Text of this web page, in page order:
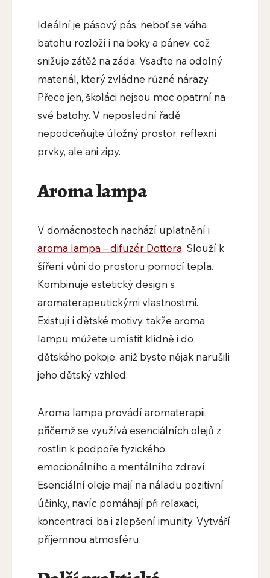
Ideální je pásový pás, neboť se váha
batohu rozloží i na boky a pánev, což
snižuje zátěž na záda. Vsaďte na odolný
materiál, který zvládne různé nárazy.
Přece jen, školáci nejsou moc opatrní na
své batohy. V neposlední řadě
nepodceňujte úložný prostor, reflexní
prvky, ale ani zipy.
Aroma lampa
V domácnostech nachází uplatnění i
aroma lampa – difuzér Dottera. Slouží k
šíření vůni do prostoru pomocí tepla.
Kombinuje estetický design s
aromaterapeutickými vlastnostmi.
Existují i dětské motivy, takže aroma
lampu můžete umístit klidně i do
dětského pokoje, aniž byste nějak narušili
jeho dětský vzhled.
Aroma lampa provádí aromaterapii,
přičemž se využívá esenciálních olejů z
rostlin k podpoře fyzického,
emocionálního a mentálního zdraví.
Esenciální oleje mají na náladu pozitivní
účinky, navíc pomáhají při relaxaci,
koncentraci, ba i zlepšení imunity. Vytváří
příjemnou atmosféru.